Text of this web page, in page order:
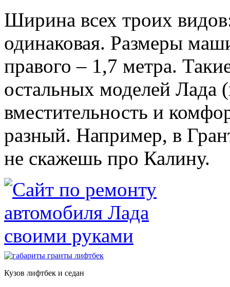
Ширина всех троих
одинаковая. Размеры
правого – 1,7 метра.
остальных моделей
вместительность и
разный. Например, в
не скажешь про Калину.
Кузов лифтбек и седан